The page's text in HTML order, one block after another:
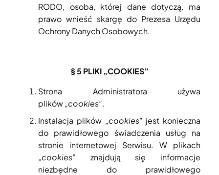
RODO, osoba, której dane dotyczą, ma
prawo wnieść skargę do Prezesa Urzędu
Ochrony Danych Osobowych.
§ 5 PLIKI „COOKIES”
Strona Administratora używa
plików „cookies”.
Instalacja plików „cookies” jest konieczna
do prawidłowego świadczenia usług na
stronie internetowej Serwisu. W plikach
„cookies” znajdują się informacje
niezbędne do prawidłowego